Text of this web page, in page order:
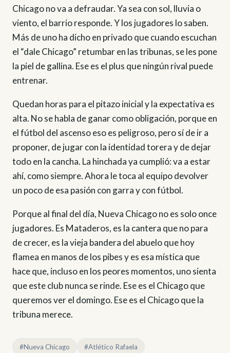
Chicago no va a defraudar. Ya sea con sol, lluvia o
viento, el barrio responde. Y los jugadores lo saben.
Más de uno ha dicho en privado que cuando escuchan
el “dale Chicago” retumbar en las tribunas, se les pone
la piel de gallina. Ese es el plus que ningún rival puede
entrenar.
Quedan horas para el pitazo inicial y la expectativa es
alta. No se habla de ganar como obligación, porque en
el fútbol del ascenso eso es peligroso, pero sí de ir a
proponer, de jugar con la identidad torera y de dejar
todo en la cancha. La hinchada ya cumplió: va a estar
ahí, como siempre. Ahora le toca al equipo devolver
un poco de esa pasión con garra y con fútbol.
Porque al final del día, Nueva Chicago no es solo once
jugadores. Es Mataderos, es la cantera que no para
de crecer, es la vieja bandera del abuelo que hoy
flamea en manos de los pibes y es esa mística que
hace que, incluso en los peores momentos, uno sienta
que este club nunca se rinde. Ese es el Chicago que
queremos ver el domingo. Ese es el Chicago que la
tribuna merece.
#Nueva Chicago #Atlético Rafaela